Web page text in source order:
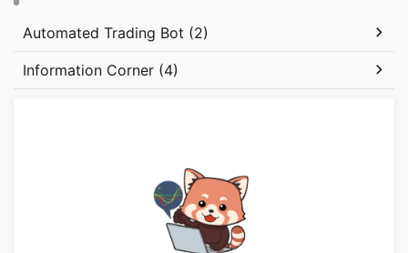
Automated Trading Bot (2)
Information Corner (4)